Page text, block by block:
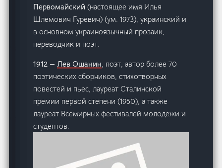
Первомайский(настоящее имя Илья
Шлемович Гуревич) (ум. 1973), украинский и
в основном украиноязычный прозаик,
переводчик и поэт.
1912 —Лев Ошанин, поэт, автор более 70
поэтических сборников, стихотворных
повестей и пьес, лауреат Сталинской
премии первой степени (1950), а также
лауреат Всемирных фестивалей молодежи и
студентов.